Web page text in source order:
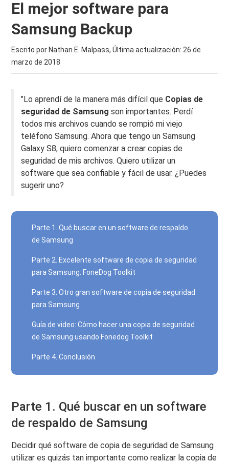
El mejor software para
Samsung Backup
Escrito por Nathan E. Malpass, Última actualización: 26 de
marzo de 2018
"Lo aprendí de la manera más difícil que Copias de
seguridad de Samsung son importantes. Perdí
todos mis archivos cuando se rompió mi viejo
teléfono Samsung. Ahora que tengo un Samsung
Galaxy S8, quiero comenzar a crear copias de
seguridad de mis archivos. Quiero utilizar un
software que sea confiable y fácil de usar. ¿Puedes
sugerir uno?
Parte 1. Qué buscar en un software de respaldo
de Samsung
Parte 2. Excelente software de copia de seguridad
para Samsung: FoneDog Toolkit
Parte 3. Otro gran software de copia de seguridad
para Samsung
Guía de video: Cómo hacer una copia de seguridad
de Samsung usando Fonedog Toolkit
Parte 4. Conclusión
Parte 1. Qué buscar en un software
de respaldo de Samsung
Decidir qué software de copia de seguridad de Samsung
utilizar es quizás tan importante como realizar la copia de